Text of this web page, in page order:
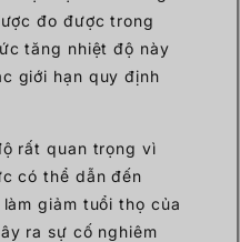
đo được trong
tăng nhiệt độ này
giới hạn quy định
rất quan trọng vì
có thể dẫn đến
giảm tuổi thọ của
ra sự cố nghiêm